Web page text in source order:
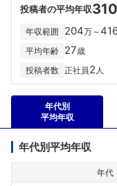
投稿者の平均年収310
年収範囲 204万～
平均年齢 27歳
投稿者数 正社員2 人
年代別
平均年収
年代別平均年収
年代